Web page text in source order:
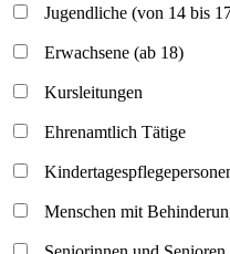
Jugendliche (von 14 bis
Erwachsene (ab 18)
Kursleitungen
Ehrenamtlich Tätige
Menschen mit